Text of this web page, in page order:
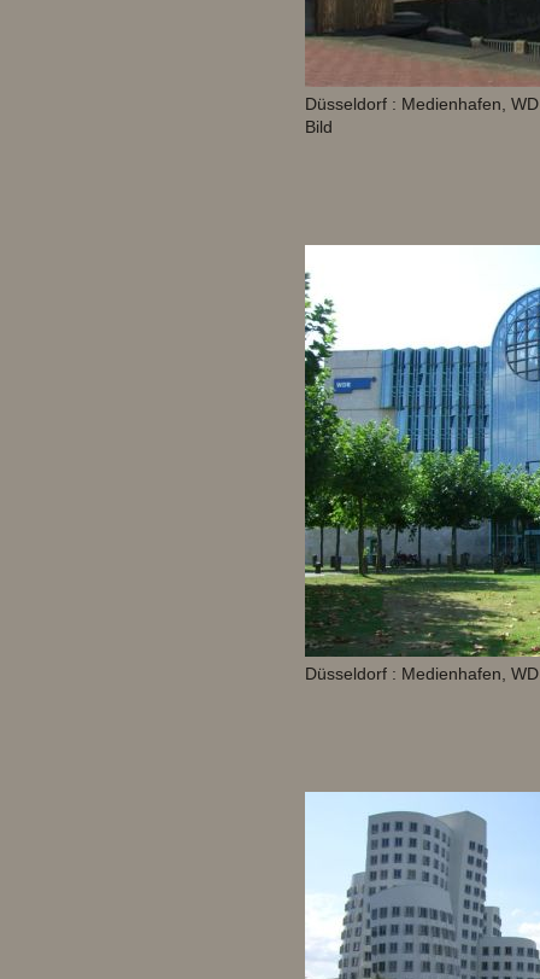
Düsseldorf : Medienhafen,
Bild
Düsseldorf : Medienhafen,